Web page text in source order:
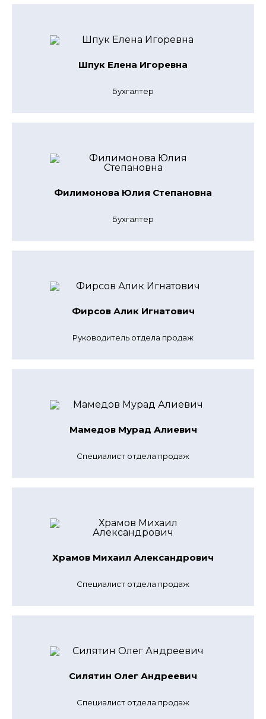
Шпук Елена Игоревна
Бухгалтер
Филимонова Юлия Степановна
Бухгалтер
Фирсов Алик Игнатович
Руководитель отдела продаж
Мамедов Мурад Алиевич
Специалист отдела продаж
Храмов Михаил Александрович
Специалист отдела продаж
Силятин Олег Андреевич
Специалист отдела продаж